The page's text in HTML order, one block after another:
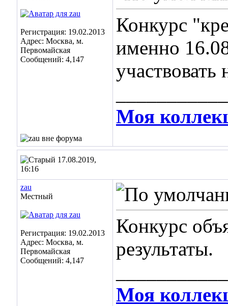
Регистрация: 19.02.2013
Адрес: Москва, м.
Первомайская
Сообщений: 4,147
Конкурс
именно
участвовать
Моя
17.08.2019,
16:16
zau
Местный
Регистрация: 19.02.2013
Адрес: Москва, м.
Первомайская
Сообщений: 4,147
Конкурс
результаты.
Моя